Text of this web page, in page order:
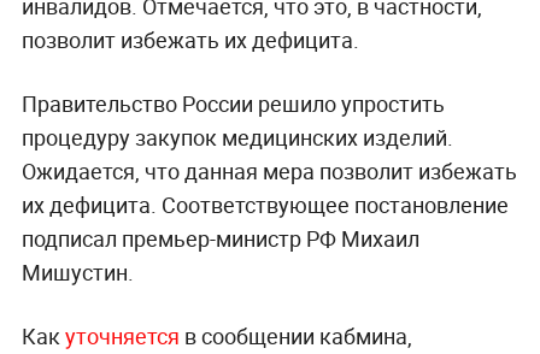
инвалидов. Отмечается, что это, в частности,
позволит избежать их дефицита.
Правительство России решило упростить
процедуру закупок медицинских изделий.
Ожидается, что данная мера позволит избежать
их дефицита. Соответствующее постановление
подписал премьер-министр РФ Михаил
Мишустин.
Какуточняется в сообщении кабмина,